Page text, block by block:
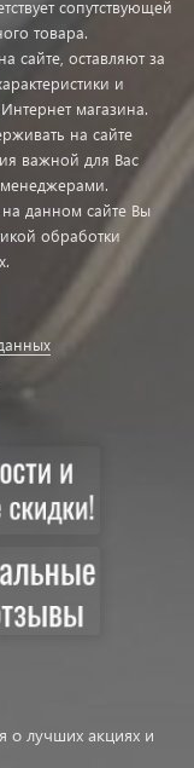
сопутствующей
товара.
сайте, оставляют за
и
магазина.
на сайте
важной для Вас
данном сайте Вы
обработки
о лучших акциях и